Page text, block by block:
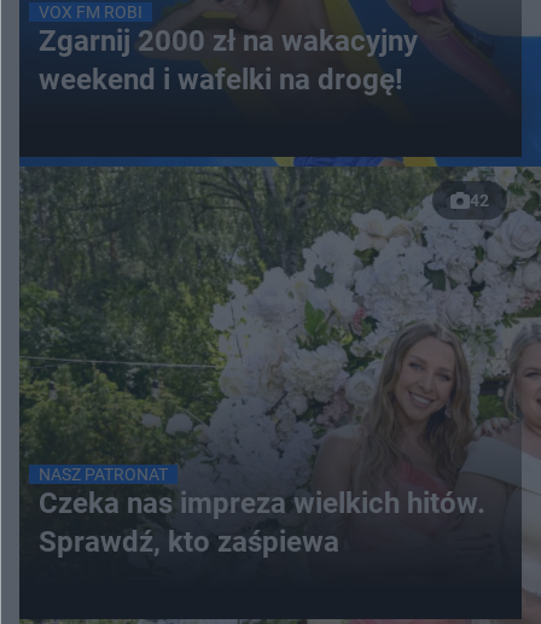
VOX FM ROBI
Zgarnij 2000 zł na wakacyjny
weekend i wafelki na drogę!
42
NASZ PATRONAT
Czeka nas impreza wielkich hitów.
Sprawdź, kto zaśpiewa